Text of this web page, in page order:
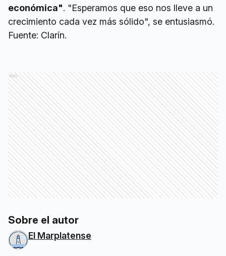
económica". "Esperamos que eso nos lleve a un
crecimiento cada vez más sólido", se entusiasmó.
Fuente: Clarín.
Ads
Sobre el autor
El Marplatense